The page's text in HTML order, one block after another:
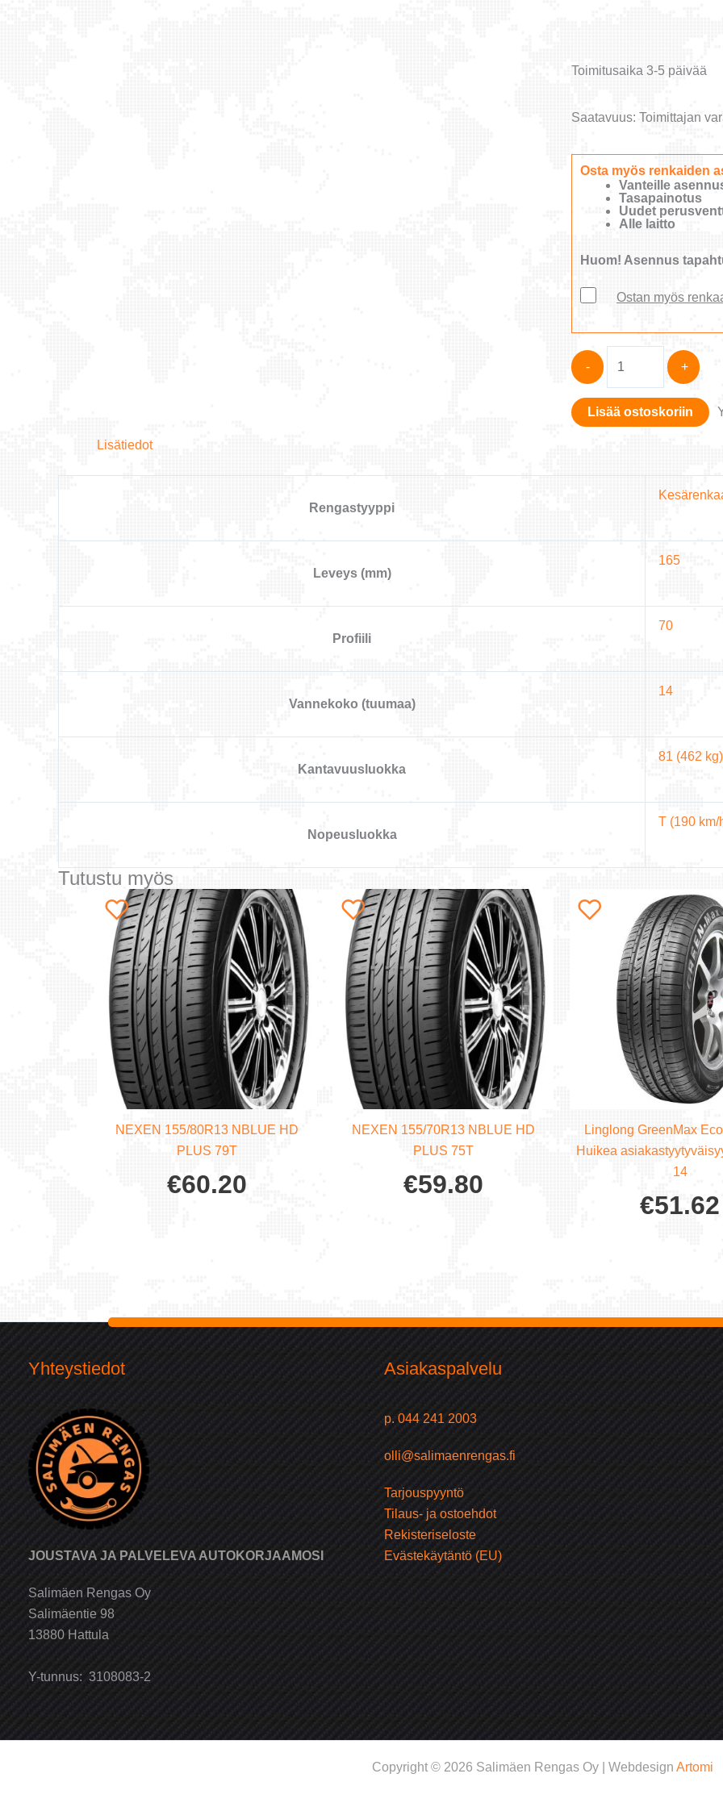
Toimitusaika 3-5 päivää
Saatavuus: Toimittajan
Osta myös renkaiden
Vanteille
Tasapainotus
Uudet
Alle laitto
Huom! Asennus
Ostan myös
-
165/70R14
FUTURUM
GP
+
Lisää ostoskoriin
Lisätiedot
Rengastyyppi
Leveys (mm)
165
Profiili
70
Vannekoko (tuumaa)
14
Kantavuusluokka
81 (462 kg)
Nopeusluokka
T (190 km/
Tutustu myös
NEXEN 155/80R13 NBLUE HD
PLUS 79T
€60.20
NEXEN 155/70R13 NBLUE HD
PLUS 75T
€59.80
Linglong GreenMax
Huikea
14
€51.62
Yhteystiedot
JOUSTAVA JA PALVELEVA AUTOKORJAAMOSI
Salimäen Rengas Oy
Salimäentie 98
13880 Hattula
Y-tunnus: 3108083-2
Asiakaspalvelu
p. 044 241 2003
olli@salimaenrengas.fi
Tarjouspyyntö
Tilaus- ja ostoehdot
Rekisteriseloste
Evästekäytäntö (EU)
Copyright © 2026 Salimäen Rengas Oy | Webdesign Artomi